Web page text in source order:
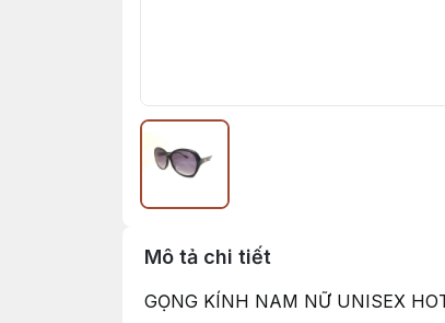
Mô tả chi tiết
GỌNG KÍNH NAM NỮ UNISEX